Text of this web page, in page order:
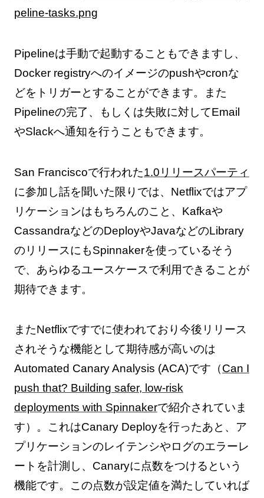
peline-tasks.png
Pipelineは手動で起動することもできますし、
Docker registryへのイメージのpushやcronな
どをトリガーとすることができます。また
Pipelineの完了、もしくは失敗に対してEmail
やSlackへ通知を行うこともできます。
San Franciscoで行われた1.0リリースパーティ
に参加し話を聞いた限りでは、Netflixではアプ
リケーションはもちろんのこと、Kafkaや
CassandraなどのDeployやJavaなどのLibrary
のリリースにもSpinnakerを使っているそう
で、あらゆるユースケースで利用できることが
期待できます。
またNetflixですでに使われており今後リリース
されそうな機能として期待感が高いのは
Automated Canary Analysis (ACA)です（Can I
push that? Building safer, low-risk
deployments with Spinnakerで紹介されていま
す）。これはCanary Deployを行ったあと、ア
プリケーションのレイテンシやログのエラーレ
ートを計測し、Canaryに点数をつけるという
機能です。この点数が設定値を満たしていれば